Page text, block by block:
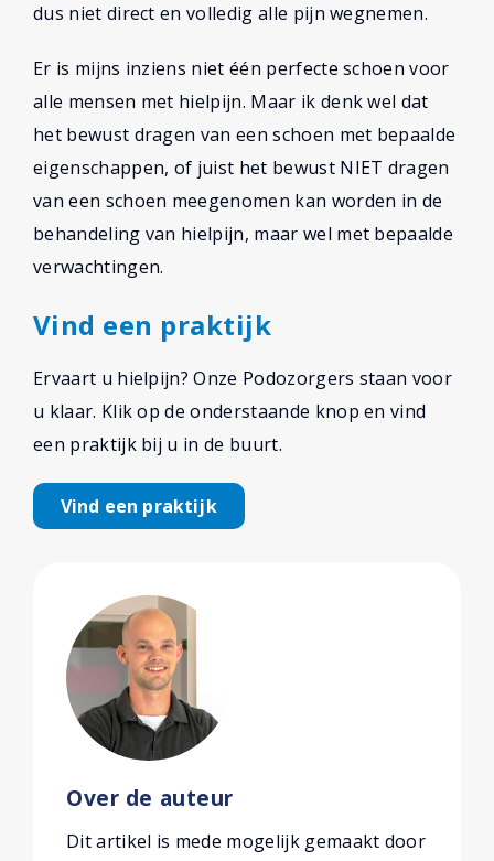
dus niet direct en volledig alle pijn wegnemen.
Er is mijns inziens niet één perfecte schoen voor
alle mensen met hielpijn. Maar ik denk wel dat
het bewust dragen van een schoen met bepaalde
eigenschappen, of juist het bewust NIET dragen
van een schoen meegenomen kan worden in de
behandeling van hielpijn, maar wel met bepaalde
verwachtingen.
Vind een praktijk
Ervaart u hielpijn? Onze Podozorgers staan voor
u klaar. Klik op de onderstaande knop en vind
een praktijk bij u in de buurt.
Vind een praktijk
Over de auteur
Dit artikel is mede mogelijk gemaakt door